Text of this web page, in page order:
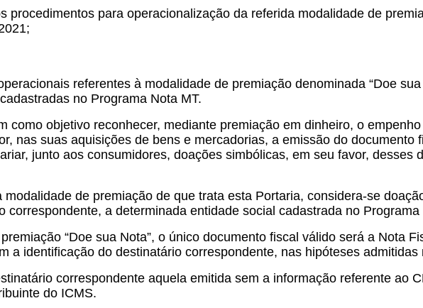
procedimentos para operacionalização da referida modalidade de
referentes à modalidade de premiação denominada “Doe
no Programa Nota MT.
como objetivo reconhecer, mediante premiação em dinheiro, o
nas suas aquisições de bens e mercadorias, a emissão do documento
junto aos consumidores, doações simbólicas, em seu favor, desses
de premiação de que trata esta Portaria, considera-se
a determinada entidade social cadastrada no Programa
“Doe sua Nota”, o único documento fiscal válido será a Nota
a identificação do destinatário correspondente, nas hipóteses
correspondente aquela emitida sem a informação referente ao
do ICMS.